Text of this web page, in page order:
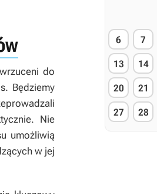
do
Będziemy
Nie
umożliwią
w jej
6 7
13 14
20 21
27 28